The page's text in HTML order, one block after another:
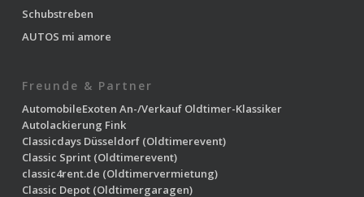
Schubstreben
AUTOS mi amore
Freunde & Partner
AutomobileExoten An-/Verkauf Oldtimer-Klassiker
Autolackierung Fink
Classicdays Düsseldorf(Oldtimerevent)
Classic Sprint(Oldtimerevent)
classic4rent.de (Oldtimervermietung)
Classic Depot(Oldtimergaragen)